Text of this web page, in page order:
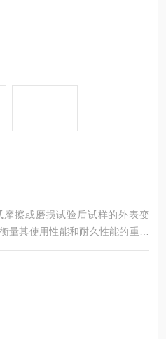
擦或磨损试验后试样的外表变
量其使用性能和耐久性能的重要
旋转的试样施加在正切方向上施
VW/Audi Zentral-Norm PV 3908